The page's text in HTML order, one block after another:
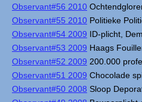
Observant#56 2010
Observant#55 2010 Politieke
Observant#54 2009 ID-plicht,
Observant#53 2009 Haags
Observant#52 2009 200.000
Observant#51 2009 Chocolade
Observant#50 2008 Sloop